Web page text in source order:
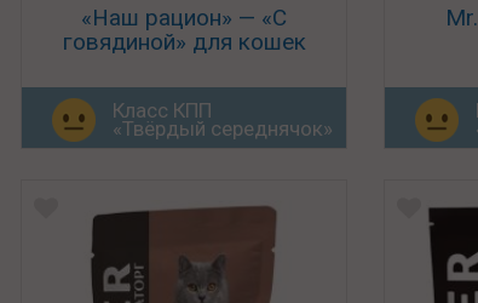
«Наш рацион» — «С
говядиной» для кошек
Класс КПП
«Твёрдый середнячок»